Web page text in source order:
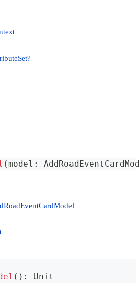
(model :
( ) : Unit